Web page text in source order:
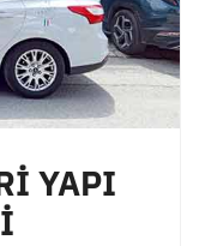
YAPI